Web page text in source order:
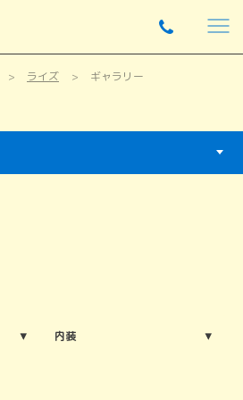
ライズ ギャラリー
内装